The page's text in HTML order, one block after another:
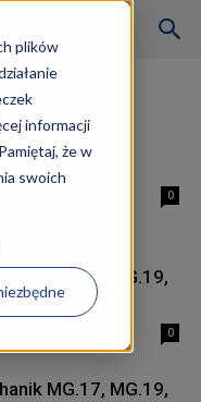
plików
informacji
że w
swoich
kwalifikacje
0
MG.17, MG.19,
0
MG.17, MG.19,